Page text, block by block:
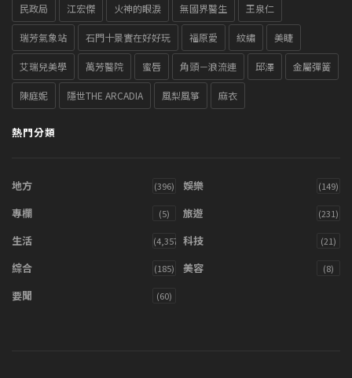
民政局 江宏傑 火神的眼淚 無國界醫生 王泉仁
瑞芳氣象站 石門十景實在好好玩 福原愛 紋繡 美睫
艾瑞兒美學 萬芳醫院 蜜唇 角頭－浪流連 邱澤 金屬彈簧
陳庭妮 隱世THE ARCADIA 風梨風箏 麻衣
熱門分類
地方 (396) 娛樂 (149)
專欄 (5) 旅遊 (231)
生活 (4,357) 科技 (21)
綜合 (185) 美容 (8)
要聞 (60)